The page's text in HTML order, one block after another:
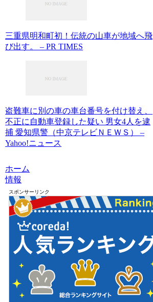
三重県明和町初！伝統の山車が地域へ飛
び出す。 – PR TIMES
盗難車に別の車の車台番号を付け替え、
不正に自動車登録した疑い 男女4人を逮
捕 愛知県警（中京テレビＮＥＷＳ） –
Yahoo!ニュース
ホーム
情報
スポンサーリンク